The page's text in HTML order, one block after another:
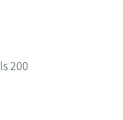
200